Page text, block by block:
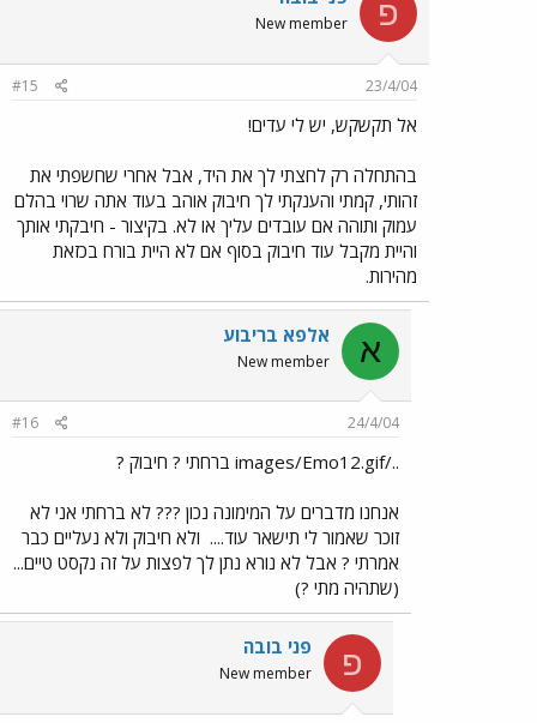
פ New member
23/4/04
#15
אל תקשקש, יש לי עדים!
בהתחלה רק לחצתי לך את היד, אבל אחרי שחשפתי את
זהותי, קמתי והענקתי לך חיבוק אוהב בעוד אתה שרוי בהלם
עמוק ותוהה אם עובדים עליך או לא. בקיצור - חיבקתי אותך
והיית מקבל עוד חיבוק בסוף אם לא היית בורח בכזאת
מהירות.
א אלפא בריבוע
New member
24/4/04
#16
../images/Emo12.gif ברחתי ? חיבוק ?
אנחנו מדברים על המימונה נכון ??? לא ברחתי אני לא
זוכר שאמור לי תישאר עוד.... ולא חיבוק ולא נעליים כבר
אמרתי ? אבל לא נורא נתן לך לפצות על זה נקסט טיים...
(שתהיה מתי ?)
פ פני בובה
New member